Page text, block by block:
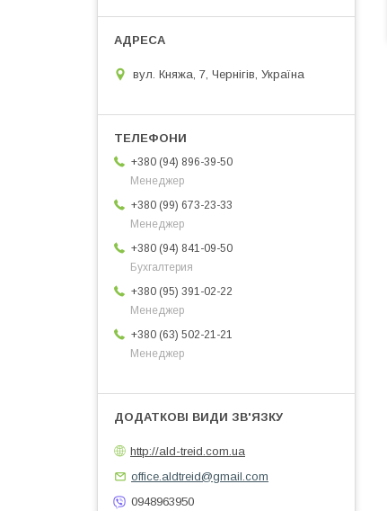
вул. Княжа, 7, Чернігів, Україна
+380 (94) 896-39-50
Менеджер
+380 (99) 673-23-33
Менеджер
+380 (94) 841-09-50
Бухгалтерия
+380 (95) 391-02-22
Менеджер
+380 (63) 502-21-21
Менеджер
http://ald-treid.com.ua
office.aldtreid@gmail.com
0948963950